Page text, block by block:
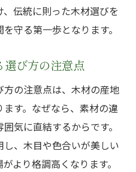
伝統に則った木材選びを
守る第一歩となります。
選び方の注意点
の注意点は、木材の産地
す。なぜなら、素材の違
気に直結するからです。
、木目や色合いが美しい
より格調高くなります。